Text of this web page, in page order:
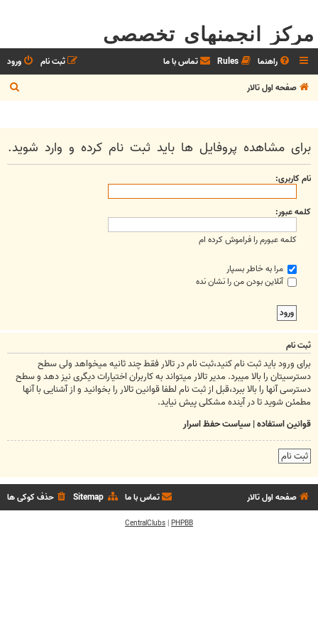
مرکز انجمنهای تخصصی
راهنما Rules تماس با ما ورود
ثبت نام
صفحه اول تالار
س
و
برای مشاهده پروفایل ها باید ثبت نام کرده و وارد شوید.
نام کاربری:
کلمه عبور:
کلمه عبورم را فراموش کرده ام
مرا به خاطر بسپار
آنلاین بودن من را نشان نده
ثبت نام
برای ورود باید ثبت نام کنید،ثبت نام در تالار فقط چند ثانیه میخواهد ولی سطح
دسترسیتان را بالا میبرد. مدیر تالار میتواند به کاربران اختیارات دیگری نیز دهد و سطح
دسترسی آنها را بالا ببرد،قبل از ثبت نام لطفا قوانین تالار را بخوانید و از آشنایی با آنها
مطمئن شوید تا در آینده مشکلی پیش نیاید.
قوانین استفاده|سیاست حفظ اسرار
ثبت نام
صفحه اول تالار حذف کوکی ها Sitemap تماس با ما
PHPBB
|
CentralClubs